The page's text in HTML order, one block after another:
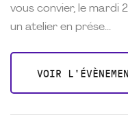
vous convier, le mardi
un atelier en prése...
VOIR